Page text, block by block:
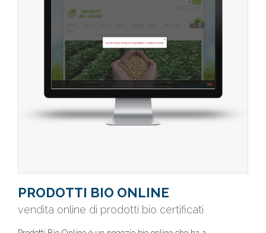
PRODOTTI BIO ONLINE
vendita online di prodotti bio certificati